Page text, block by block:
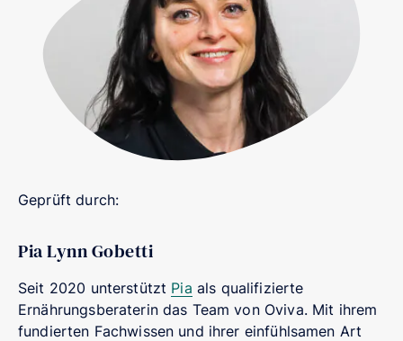
Geprüft durch:
Pia Lynn Gobetti
Seit 2020 unterstützt Pia als qualifizierte
Ernährungsberaterin das Team von Oviva. Mit ihrem
fundierten Fachwissen und ihrer einfühlsamen Art